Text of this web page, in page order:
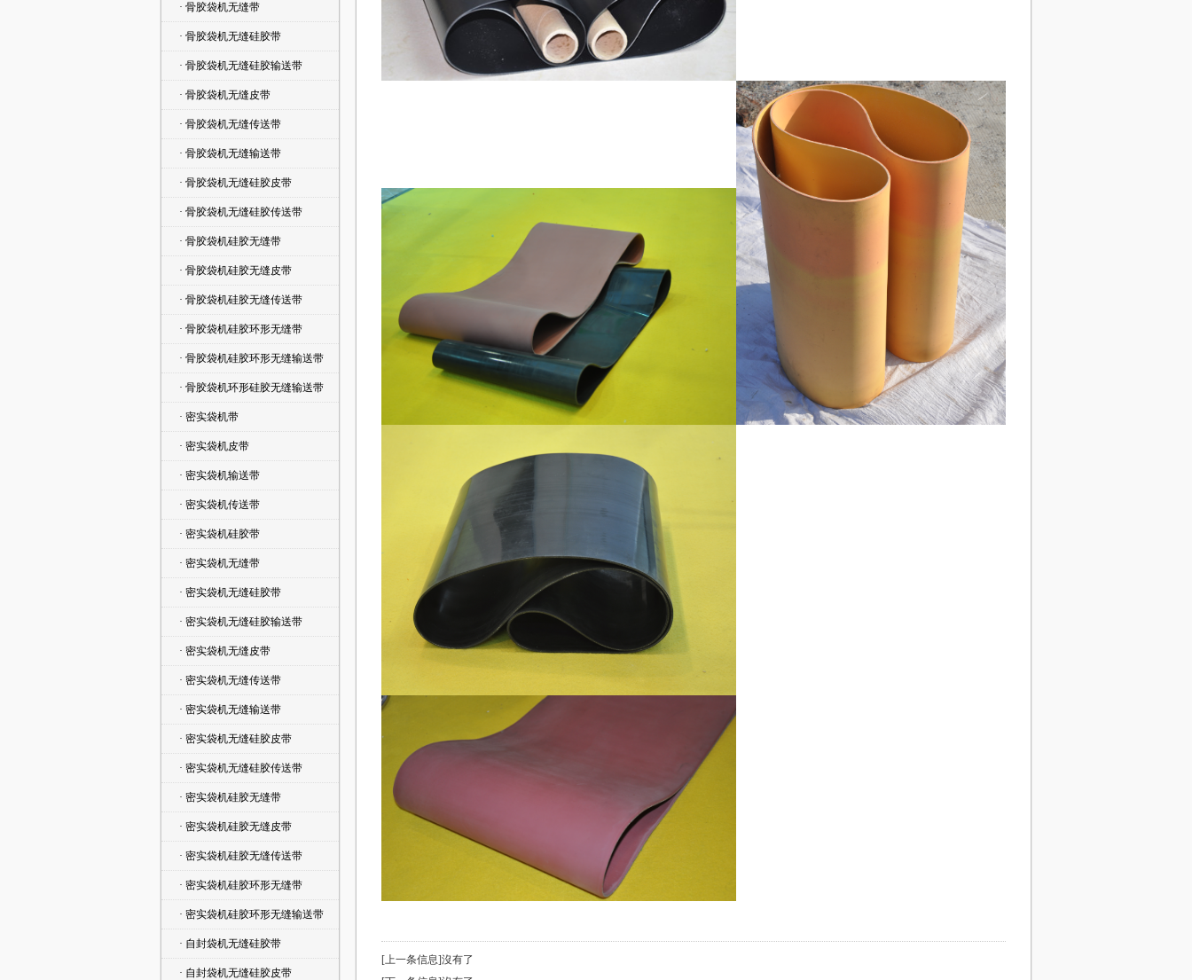
· 骨胶袋机无缝带
· 骨胶袋机无缝硅胶带
· 骨胶袋机无缝硅胶输送带
· 骨胶袋机无缝皮带
· 骨胶袋机无缝传送带
· 骨胶袋机无缝输送带
· 骨胶袋机无缝硅胶皮带
· 骨胶袋机无缝硅胶传送带
· 骨胶袋机硅胶无缝带
· 骨胶袋机硅胶无缝皮带
· 骨胶袋机硅胶无缝传送带
· 骨胶袋机硅胶环形无缝带
· 骨胶袋机硅胶环形无缝输送带
· 骨胶袋机环形硅胶无缝输送带
· 密实袋机带
· 密实袋机皮带
· 密实袋机输送带
· 密实袋机传送带
· 密实袋机硅胶带
· 密实袋机无缝带
· 密实袋机无缝硅胶带
· 密实袋机无缝硅胶输送带
· 密实袋机无缝皮带
· 密实袋机无缝传送带
· 密实袋机无缝输送带
· 密实袋机无缝硅胶皮带
· 密实袋机无缝硅胶传送带
· 密实袋机硅胶无缝带
· 密实袋机硅胶无缝皮带
· 密实袋机硅胶无缝传送带
· 密实袋机硅胶环形无缝带
· 密实袋机硅胶环形无缝输送带
· 自封袋机无缝硅胶带
· 自封袋机无缝硅胶皮带
[上一条信息]沒有了